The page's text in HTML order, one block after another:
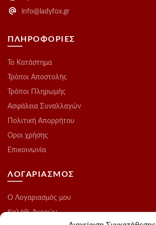
info@ladyfox.gr
ΠΛΗΡΟΦΟΡΙΕΣ
Το Kατάστημα
Τρόποι Αποστολής
Τρόποι Πληρωμής
Ασφάλεια Συναλλαγών
Πολιτική Απορρήτου
Οροι χρήσης
Επικοινωνία
ΛΟΓΑΡΙΑΣΜΟΣ
O Λογαριασμός μου
Καλάθι Αγορών